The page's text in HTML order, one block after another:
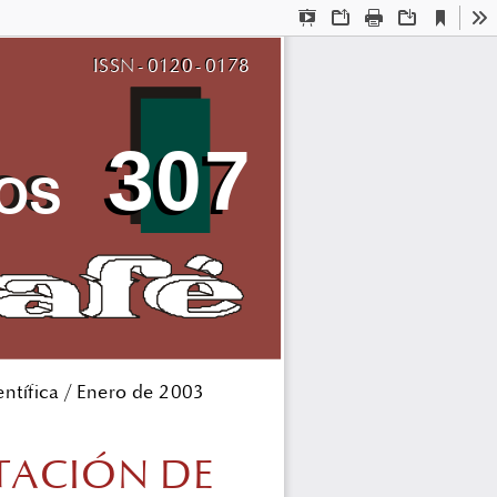
Presentation
OpenPrint Download
Current
View
307
307
/ Enero de 2003
ISSN - 0120 - 0178
ISSN - 0120 - 0178
DE